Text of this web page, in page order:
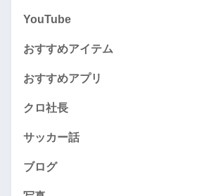
YouTube
おすすめアイテム
おすすめアプリ
クロ社長
サッカー話
ブログ